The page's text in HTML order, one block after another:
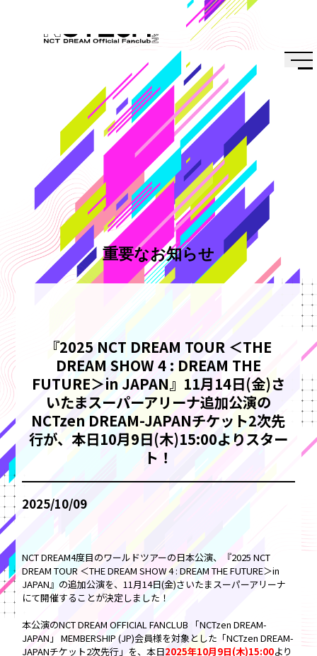
会員特典
会員・チケット規約
プライバシーポリシー
推奨環境
Q&A
重要なお知らせ
『2025 NCT DREAM TOUR ＜THE
DREAM SHOW 4 : DREAM THE
FUTURE＞in JAPAN』11月14日(金)さ
いたまスーパーアリーナ追加公演の
NCTzen DREAM-JAPANチケット2次先
行が、本日10月9日(木)15:00よりスター
ト！
2025/10/09
NCT DREAM4度目のワールドツアーの日本公演、『2025 NCT
DREAM TOUR ＜THE DREAM SHOW 4 : DREAM THE FUTURE＞in
JAPAN』の追加公演を、11月14日(金)さいたまスーパーアリーナ
にて開催することが決定しました！
本公演のNCT DREAM OFFICIAL FANCLUB 「NCTzen DREAM-
JAPAN」 MEMBERSHIP (JP)会員様を対象とした「NCTzen DREAM-
JAPANチケット2次先行」を、本日2025年10月9日(木)15:00より